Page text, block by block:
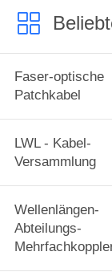
Faser-optische
Patchkabel
LWL - Kabel-
Versammlung
Wellenlängen-
Abteilungs-